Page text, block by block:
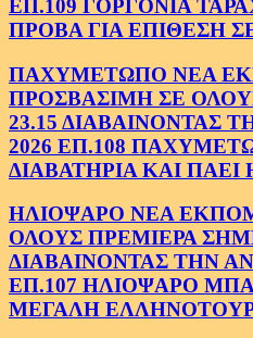
ΕΠ.109 ΓΟΡΓΟΝΙΑ
ΠΡΟΒΑ ΓΙΑ ΕΠΙΘΕΣΗ
ΠΑΧΥΜΕΤΩΠΟ ΝΕΑ
ΠΡΟΣΒΑΣΙΜΗ ΣΕ
23.15 ΔΙΑΒΑΙΝΟΝΤΑΣ
2026 ΕΠ.108
ΔΙΑΒΑΤΗΡΙΑ ΚΑΙ ΠΑΕΙ
ΗΛΙΟΨΑΡΟ ΝΕΑ
ΟΛΟΥΣ ΠΡΕΜΙΕΡΑ
ΔΙΑΒΑΙΝΟΝΤΑΣ ΤΗΝ
ΕΠ.107 ΗΛΙΟΨΑΡΟ
ΜΕΓΑΛΗ